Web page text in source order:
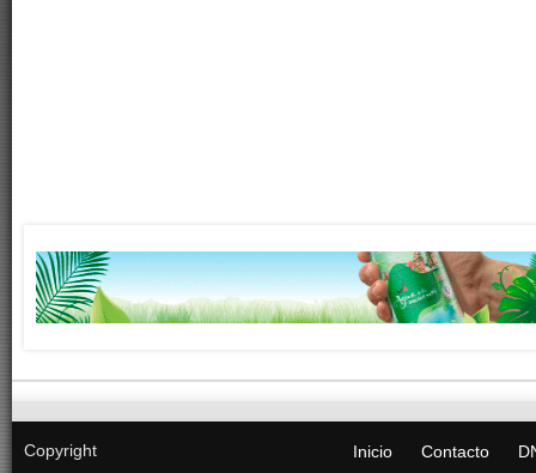
Copyright Inicio Contacto